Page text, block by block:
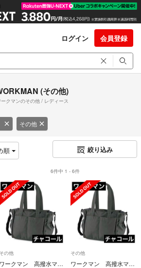
ログイン 会員登録
(その他)
ークマンのその他 / レディース
その他
順 絞り込み
6件中 1 - 6件
その他
ワークマン 高撥水マルチシートインマザーズ2WAYトートバッグ チャコール☆4
その他
ワークマン 高撥水マルチシートインマザーズ2WAYトートバッグ チャコール☆3